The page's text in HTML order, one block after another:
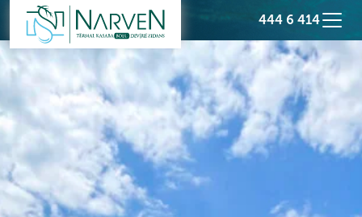
444 6 414